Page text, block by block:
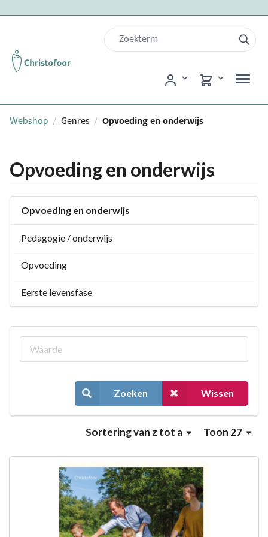
Webshop / Genres / Opvoeding en onderwijs
Opvoeding en onderwijs
Opvoeding en onderwijs
Pedagogie / onderwijs
Opvoeding
Eerste levensfase
Zoeken Wissen
Toon 27
Sorteringvan z tot a